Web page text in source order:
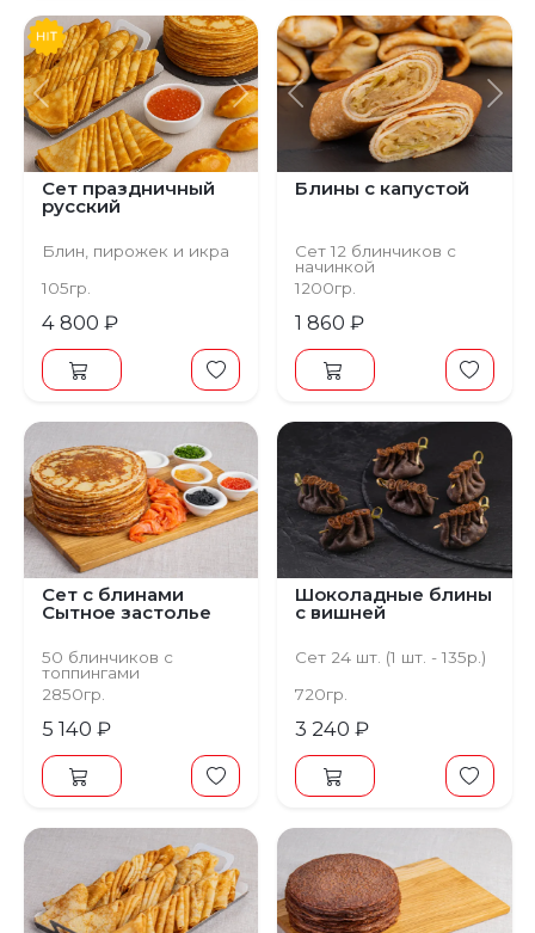
Предыдущий Следующий
Сет праздничный
русский
Блин, пирожек и икра
105гр.
4 800 ₽
Предыдущий
Блины с капустой
Сет 12 блинчиков с
начинкой
(1 шт. - 155 р.)
1200гр.
1 860 ₽
Сет с блинами
Сытное застолье
50 блинчиков с
топпингами
2850гр.
5 140 ₽
Шоколадные блины
с вишней
Сет 24 шт. (1 шт. - 135р.)
720гр.
3 240 ₽